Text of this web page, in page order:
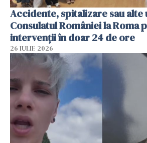
Accidente, spitalizare sau alte
Consulatul României la Roma
intervenții în doar 24 de ore
26 IULIE 2026